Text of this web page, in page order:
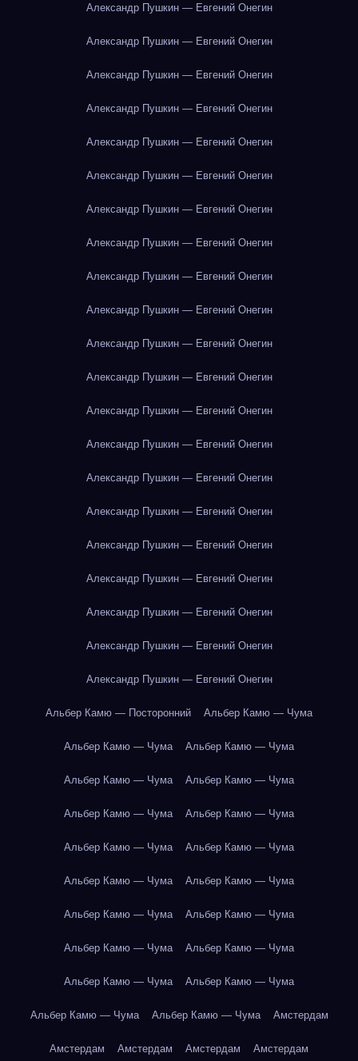
Александр Пушкин — Евгений Онегин
Александр Пушкин — Евгений Онегин
Александр Пушкин — Евгений Онегин
Александр Пушкин — Евгений Онегин
Александр Пушкин — Евгений Онегин
Александр Пушкин — Евгений Онегин
Александр Пушкин — Евгений Онегин
Александр Пушкин — Евгений Онегин
Александр Пушкин — Евгений Онегин
Александр Пушкин — Евгений Онегин
Александр Пушкин — Евгений Онегин
Александр Пушкин — Евгений Онегин
Александр Пушкин — Евгений Онегин
Александр Пушкин — Евгений Онегин
Александр Пушкин — Евгений Онегин
Александр Пушкин — Евгений Онегин
Александр Пушкин — Евгений Онегин
Александр Пушкин — Евгений Онегин
Александр Пушкин — Евгений Онегин
Александр Пушкин — Евгений Онегин
Александр Пушкин — Евгений Онегин
Альбер Камю — Посторонний Альбер Камю — Чума
Альбер Камю — Чума Альбер Камю — Чума
Альбер Камю — Чума Альбер Камю — Чума
Альбер Камю — Чума Альбер Камю — Чума
Альбер Камю — Чума Альбер Камю — Чума
Альбер Камю — Чума Альбер Камю — Чума
Альбер Камю — Чума Альбер Камю — Чума
Альбер Камю — Чума Альбер Камю — Чума
Альбер Камю — Чума Альбер Камю — Чума
Альбер Камю — Чума Альбер Камю — Чума Амстердам
Амстердам Амстердам Амстердам Амстердам